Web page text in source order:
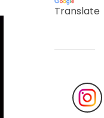
Translate